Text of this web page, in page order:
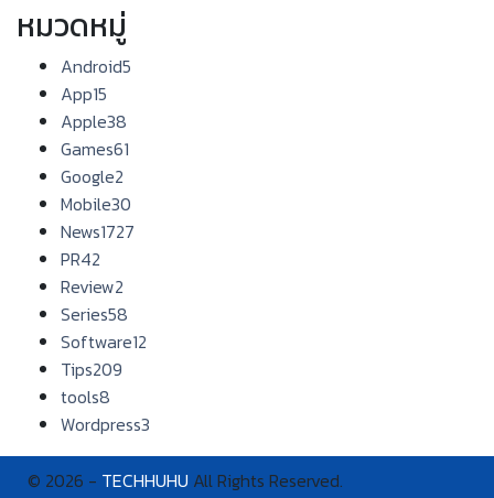
หมวดหมู่
Android5
App15
Apple38
Games61
Google2
Mobile30
News1727
PR42
Review2
Series58
Software12
Tips209
tools8
Wordpress3
© 2026 - TECHHUHU All Rights Reserved.